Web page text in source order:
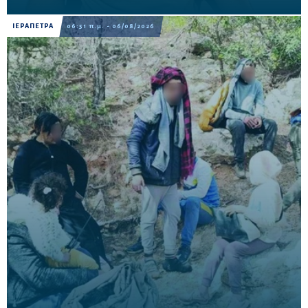
ΙΕΡΑΠΕΤΡΑ 06:51 π.μ. - 06/08/2026